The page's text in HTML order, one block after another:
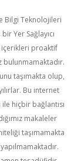
Bilgi Teknolojileri
Yer Sağlayıcı
içerikleri proaktif
bulunmamaktadır.
taşımakta olup,
Bu internet
hiçbir bağlantısı
makaleler
taşımamakta